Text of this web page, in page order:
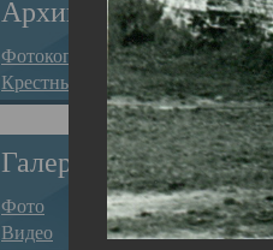
Архив
Фотокопии дел
Крестные ходы
Галерея
Фото
Видео